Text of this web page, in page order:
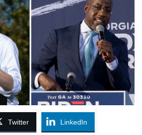
Twitter LinkedIn